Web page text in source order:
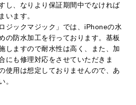
し、なりより保証期間中でなければ
います。
ジックマジック」では、 iPhoneの水
の防水加工を行っております。基板
しますので耐水性は高く、また、加
にも修理対応をさせていただきま
使用は想定しておりませんので、あ
。